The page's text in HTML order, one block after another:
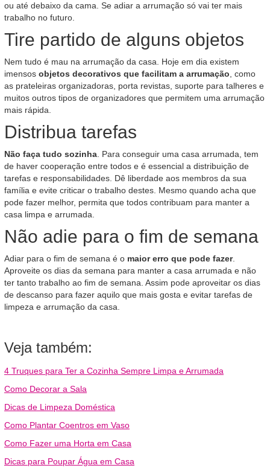
ou até debaixo da cama. Se adiar a arrumação só vai ter mais
trabalho no futuro.
Tire partido de alguns objetos
Nem tudo é mau na arrumação da casa. Hoje em dia existem
imensos objetos decorativos que facilitam a arrumação , como
as prateleiras organizadoras, porta revistas, suporte para talheres e
muitos outros tipos de organizadores que permitem uma arrumação
mais rápida.
Distribua tarefas
Não faça tudo sozinha . Para conseguir uma casa arrumada, tem
de haver cooperação entre todos e é essencial a distribuição de
tarefas e responsabilidades. Dê liberdade aos membros da sua
família e evite criticar o trabalho destes. Mesmo quando acha que
pode fazer melhor, permita que todos contribuam para manter a
casa limpa e arrumada.
Não adie para o fim de semana
Adiar para o fim de semana é o maior erro que pode fazer.
Aproveite os dias da semana para manter a casa arrumada e não
ter tanto trabalho ao fim de semana. Assim pode aproveitar os dias
de descanso para fazer aquilo que mais gosta e evitar tarefas de
limpeza e arrumação da casa.
Veja também:
4 Truques para Ter a Cozinha Sempre Limpa e Arrumada
Como Decorar a Sala
Dicas de Limpeza Doméstica
Como Plantar Coentros em Vaso
Como Fazer uma Horta em Casa
Dicas para Poupar Água em Casa